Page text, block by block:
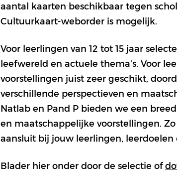
aantal kaarten beschikbaar tegen
Cultuurkaart-weborder is mogelijk.
Voor leerlingen van 12 tot 15 jaar
leefwereld en actuele thema’s. Voor
voorstellingen juist zeer geschikt,
verschillende perspectieven en
Natlab en Pand P bieden we een
en maatschappelijke voorstellingen.
aansluit bij jouw leerlingen, leerdoelen
Blader hier onder door de selectie of